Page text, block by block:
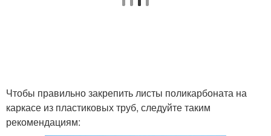
Чтобы правильно закрепить листы поликарбоната на
каркасе из пластиковых труб, следуйте таким
рекомендациям: